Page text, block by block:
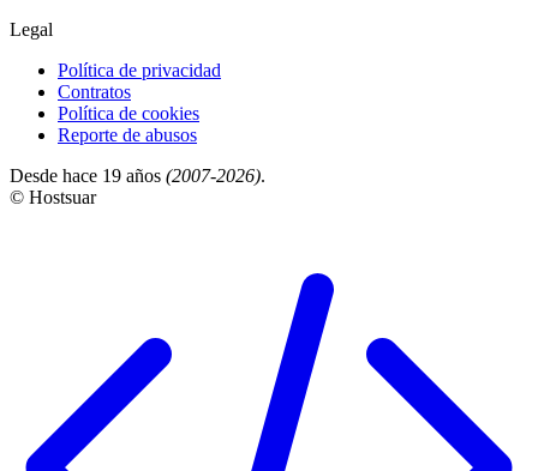
Legal
Política de privacidad
Contratos
Política de cookies
Reporte de abusos
Desde hace 19 años (2007-2026).
© Hostsuar